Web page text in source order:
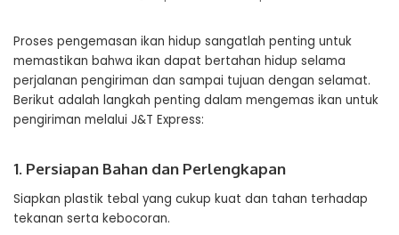
Proses pengemasan ikan hidup sangatlah penting untuk
memastikan bahwa ikan dapat bertahan hidup selama
perjalanan pengiriman dan sampai tujuan dengan selamat.
Berikut adalah langkah penting dalam mengemas ikan untuk
pengiriman melalui J&T Express:
1. Persiapan Bahan dan Perlengkapan
Siapkan plastik tebal yang cukup kuat dan tahan terhadap
tekanan serta kebocoran.